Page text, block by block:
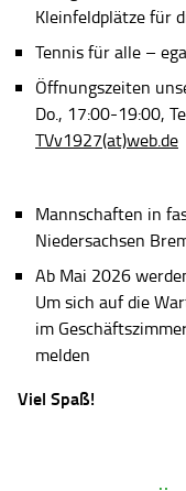
Kleinfeldplätze für
Tennis für alle –
Öffnungszeiten
Do., 17:00-19:00,
TVv1927(at)web.de
Mannschaften in
Niedersachsen
Ab Mai 2026
Um sich auf die
im
melden
Viel Spaß!